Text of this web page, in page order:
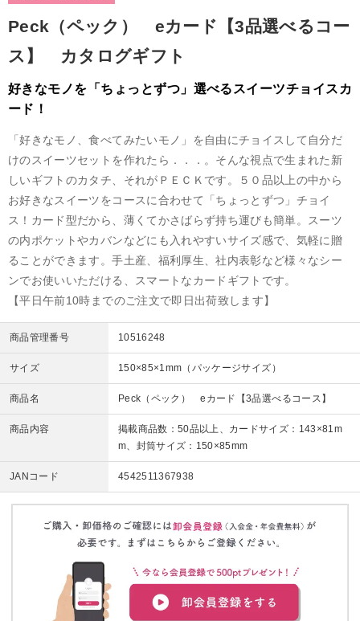
Peck（ペック） eカード【3品選べるコー
ス】 カタログギフト
好きなモノを「ちょっとずつ」選べるスイーツチョイスカ
ード！
「好きなモノ、食べてみたいモノ」を自由にチョイスして自分だ
けのスイーツセットを作れたら．．．。そんな視点で生まれた新
しいギフトのカタチ、それがＰＥＣＫです。５０品以上の中から
お好きなスイーツをコースに合わせて「ちょっとずつ」チョイ
ス！カード型だから、薄くてかさばらず持ち運びも簡単。スーツ
の内ポケットやカバンなどにも入れやすいサイズ感で、気軽に贈
ることができます。手土産、福利厚生、社内表彰など様々なシー
ンでお使いいただける、スマートなカードギフトです。
【平日午前10時までのご注文で即日出荷致します】
商品管理番号 10516248
サイズ 150×85×1mm（パッケージサイズ）
商品名 Peck（ペック） eカード【3品選べるコース】
商品内容
掲載商品数：50品以上、カードサイズ：143×81m
m、封筒サイズ：150×85mm
JANコード 4542511367938